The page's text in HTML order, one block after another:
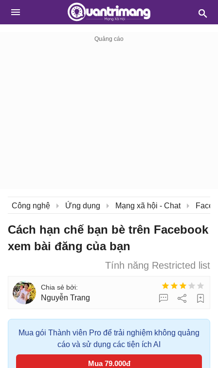
Công nghệ Ứng dụng Mạng xã hội - Chat
Cách hạn chế bạn bè trên Facebook
xem bài đăng của bạn
Tính năng Restricted list
Nguyễn Trang
Mua gói Thành viên Pro để trải nghiệm không quảng
cáo và sử dụng các tiện ích AI
Mua 79.000đ